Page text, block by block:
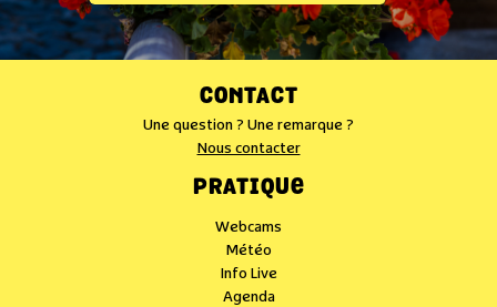
CONTACT
Une question ? Une remarque ?
Nous contacter
PRATIQUE
Webcams
Météo
Info Live
Agenda